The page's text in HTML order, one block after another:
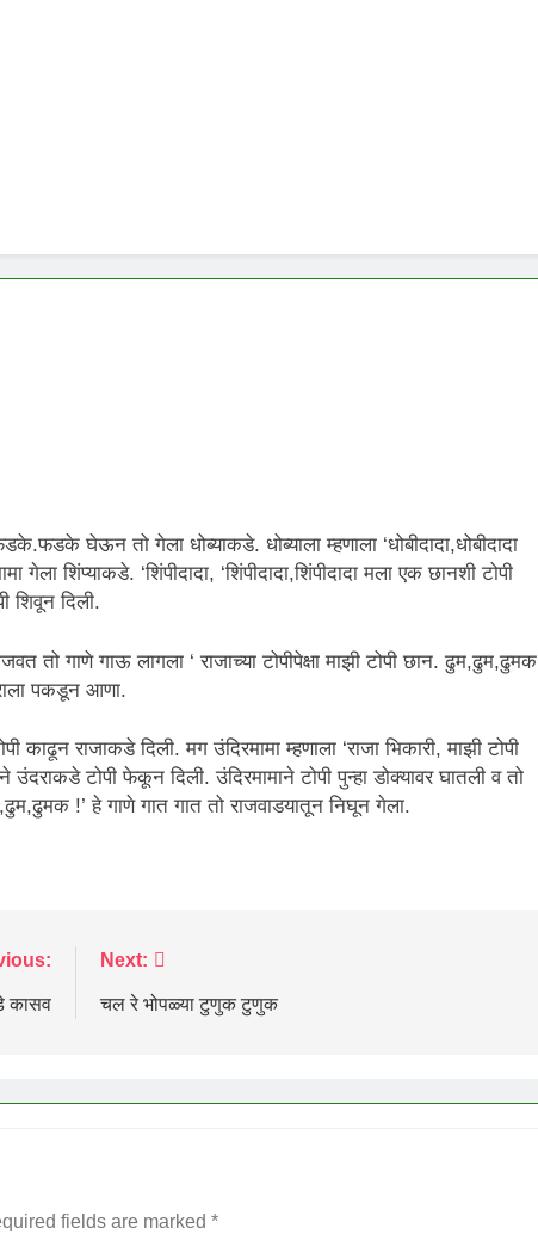
घेऊन तो गेला धोब्याकडे. धोब्याला म्हणाला ‘धोबीदादा,धोबीदादा
शिंप्याकडे. ‘शिंपीदादा, ‘शिंपीदादा,शिंपीदादा मला एक छानशी टोपी
शिवून दिली.
तो गाणे गाऊ लागला ‘ राजाच्या टोपीपेक्षा माझी टोपी छान. ढुम,ढुम,ढुमक
पकडून आणा.
काढून राजाकडे दिली. मग उंदिरमामा म्हणाला ‘राजा भिकारी, माझी टोपी
टोपी फेकून दिली. उंदिरमामाने टोपी पुन्हा डोक्यावर घातली व तो
!’ हे गाणे गात गात तो राजवाडयातून निघून गेला.
कासव
Next:
चल रे भोपळ्या टुणुक टुणुक
fields are marked *